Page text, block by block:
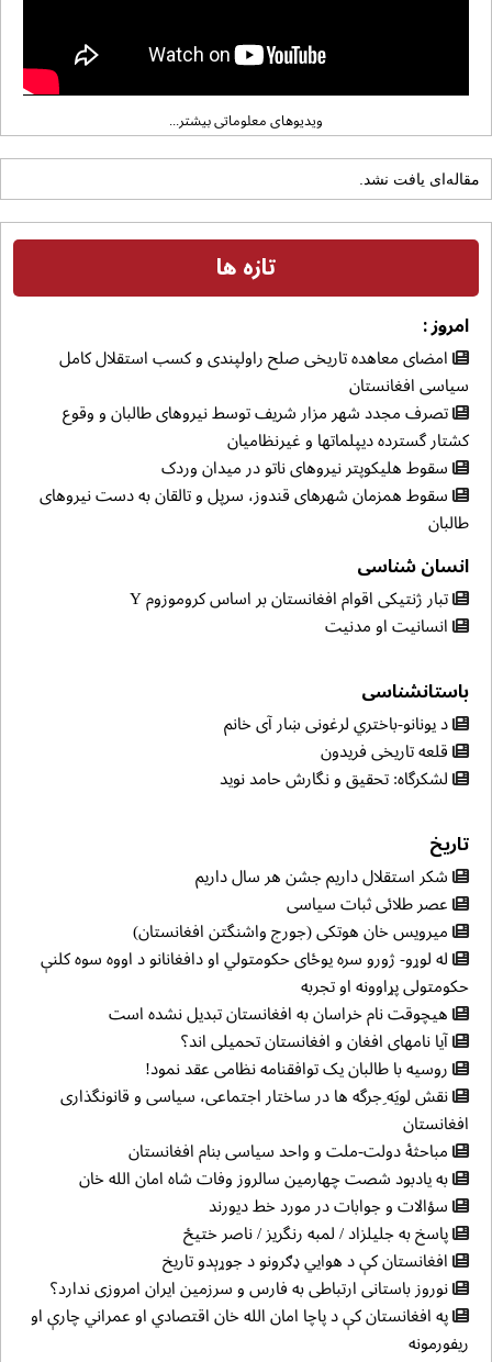
ویدیوهای معلوماتی بیشتر...
مقاله‌ای یافت نشد.
تازه ها
امروز :
امضای معاهده تاریخی صلح راولپندی و کسب استقلال کامل
سیاسی افغانستان
تصرف مجدد شهر مزار شریف توسط نیروهای طالبان و وقوع
کشتار گسترده دیپلماتها و غیرنظامیان
سقوط هلیکوپتر نیروهای ناتو در میدان وردک
سقوط همزمان شهرهای قندوز، سرپل و تالقان به دست نیروهای
طالبان
انسان شناسی
تبار ژنتیکی اقوام افغانستان بر اساس کروموزوم Y
انسانیت او مدنیت
باستانشناسی
د یونانو-باختري لرغونی ښار آی خانم
قلعه تاریخی فریدون
لشکرگاه: تحقیق و نگارش حامد نوید
تاریخ
شکر استقلال داریم جشن هر سال داریم
عصر طلائی ثبات سیاسی
میرویس خان هوتکی (جورج واشنگتن افغانستان)
له لوړو- ژورو سره یوځای حکومتولي او دافغانانو د اووه سوه کلنې
حکومتولی پړاوونه او تجربه
هیچوقت نام خراسان به افغانستان تبدیل نشده است
آیا نامهای افغان و افغانستان تحمیلی اند؟
روسیه با طالبان یک توافقنامه نظامی عقد نمود!
نقش لويَه ِجرگه ها در ساختار اجتماعی، سياسی و قانونگذاری
افغانستان
مباحثهٔ دولت-ملت و واحد سیاسی بنام افغانستان
به یادبود شصت چهارمین سالروز وفات شاه امان الله خان
سؤالات و جوابات در مورد خط دیورند
پاسخ به جلیلزاد / لمبه رنگریز / ناصر ختیځ
افغانستان کې د هوایي ډګرونو د جوړېدو تاریخ
نوروز باستانی ارتباطی به فارس و سرزمین ایران امروزی ندارد؟
په افغانستان کې د پاچا امان الله خان اقتصادي او عمراني چارې او
ریفورمونه